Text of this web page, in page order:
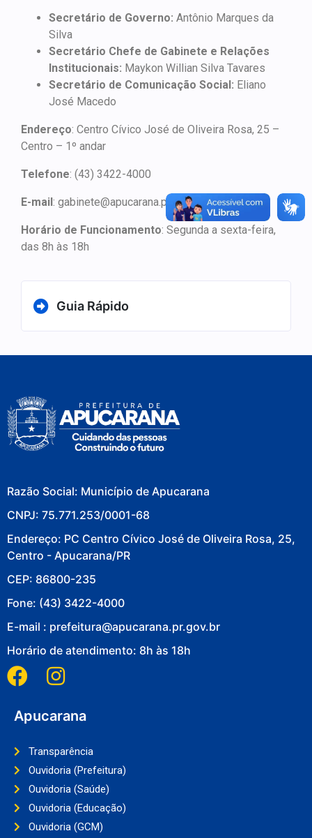
Secretário de Governo: Antônio Marques da
Silva
Secretário Chefe de Gabinete e Relações
Institucionais: Maykon Willian Silva Tavares
Secretário de Comunicação Social: Eliano
José Macedo
Endereço: Centro Cívico José de Oliveira Rosa, 25 –
Centro – 1º andar
Telefone: (43) 3422-4000
E-mail: gabinete@apucarana.pr.gov.br
Horário de Funcionamento: Segunda a sexta-feira,
das 8h às 18h
Guia Rápido
Razão Social: Município de Apucarana
CNPJ: 75.771.253/0001-68
Endereço: PC Centro Cívico José de Oliveira Rosa, 25,
Centro - Apucarana/PR
CEP: 86800-235
Fone: (43) 3422-4000
E-mail : prefeitura@apucarana.pr.gov.br
Horário de atendimento: 8h às 18h
Apucarana
Transparência
Ouvidoria (Prefeitura)
Ouvidoria (Saúde)
Ouvidoria (Educação)
Ouvidoria (GCM)